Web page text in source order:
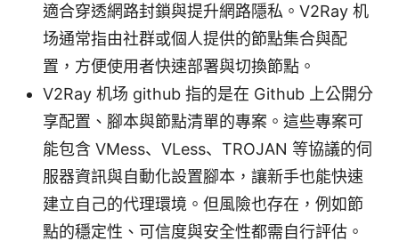
適合穿透網路封鎖與提升網路隱私。V2Ray 机
场通常指由社群或個人提供的節點集合與配
置，方便使用者快速部署與切換節點。
V2Ray 机场 github 指的是在 Github 上公開分
享配置、腳本與節點清單的專案。這些專案可
能包含 VMess、VLess、TROJAN 等協議的伺
服器資訊與自動化設置腳本，讓新手也能快速
建立自己的代理環境。但風險也存在，例如節
點的穩定性、可信度與安全性都需自行評估。